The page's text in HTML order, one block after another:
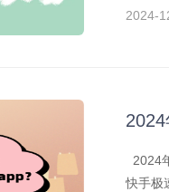
2024-
2024
快手极